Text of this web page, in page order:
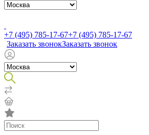
+7 (495) 785-17-67+7 (495) 785-17-67
Заказать звонокЗаказать звонок